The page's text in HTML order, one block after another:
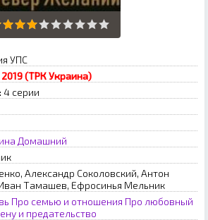
УПС
(ТРК Украина)
4 серии
Домашний
Александр Соколовский, Антон
Тамашев, Ефросинья Мельник
Про семью и отношения Про любовный
и предательство